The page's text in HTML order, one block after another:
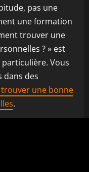
pas une
une formation
trouver une
? » est
Vous
dans des
une bonne
.